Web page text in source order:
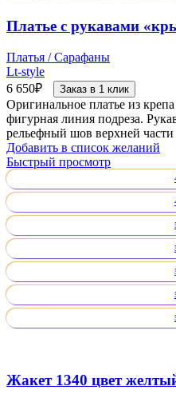
Платье с рукавами
Платья / Сарафаны
Lt-style
6 650₽ Заказ в 1 клик
Оригинальное платье из
фигурная линия подреза.
рельефный шов верхней части
Добавить в список желаний
Быстрый просмотр
Жакет 1340 цвет